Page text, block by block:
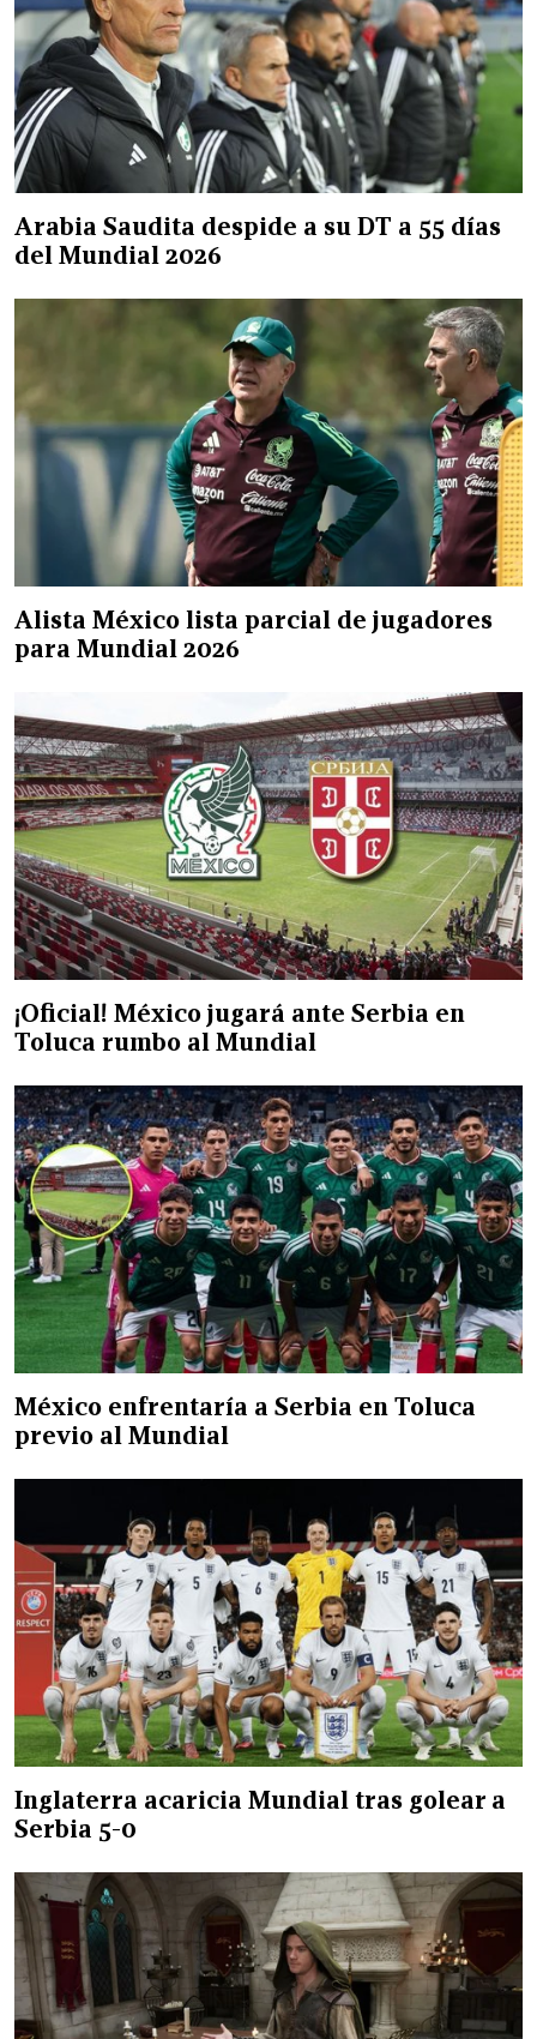
Arabia Saudita despide a su DT a 55 días
del Mundial 2026
Alista México lista parcial de jugadores
para Mundial 2026
¡Oficial! México jugará ante Serbia en
Toluca rumbo al Mundial
México enfrentaría a Serbia en Toluca
previo al Mundial
Inglaterra acaricia Mundial tras golear a
Serbia 5-0